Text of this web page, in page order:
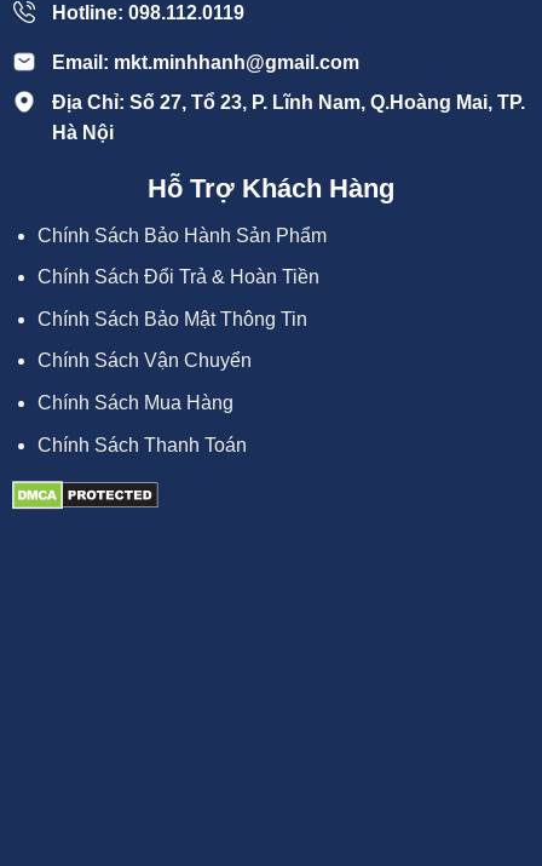
Hotline: 098.112.0119
Email: mkt.minhhanh@gmail.com
Địa Chỉ: Số 27, Tổ 23, P. Lĩnh Nam, Q.Hoàng Mai, TP.
Hà Nội
Hỗ Trợ Khách Hàng
Chính Sách Bảo Hành Sản Phẩm
Chính Sách Đổi Trả & Hoàn Tiền
Chính Sách Bảo Mật Thông Tin
Chính Sách Vận Chuyển
Chính Sách Mua Hàng
Chính Sách Thanh Toán